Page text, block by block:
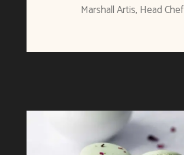
Marshall Artis, Head Chef